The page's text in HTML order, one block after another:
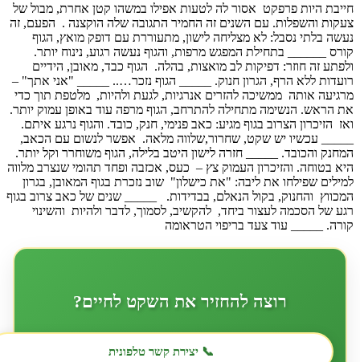
היות פרפקט אסור לה לטעות אפילו במשהו קטן אחרת, מבול של
והשפלות. עם השנים זה החמיר התגובה שלה הוקצנה . הפעם, זה
בלתי נסבל: לא מצליחה לישון, מתעוררת עם דופק מואץ, הגוף
______ בתחילת המפגש מרפות, והגוף נעשה רגוע, נינוח יותר.
זה חוזר: דפיקות לב מואצות, בהלה. הגוף כבד, מאובן, הידיים
ללא הרף, הגרון חנוק. _____ הגוף נזכר….. _____ "אני אתך" –
אותה ממשיכה להזרים אנרגיות, לגעת ולהיות, מלטפת תוך כדי
הראש. הנשימה מתחילה להתרחב, הגוף מרפה עוד באופן עמוק יותר.
הזיכרון הצרוב בגוף מגיע: כאב פנימי, חנק, כובד. והגוף נרגע איתם.
עכשיו יש שקט, שחרור,שלווה מלאה. אפשר לנשום עם הכאב,
והכובד. _____ חזרה לישון היטב בלילה, הגוף משוחרר וקל יותר.
בטוחה. והזיכרון העמוק צץ – כעס, אכזבה ופחד תהומי שנצרב מלווה
שפילחו את ליבה: "את כישלון" שוב נזכרת בגוף המאובן, בגרון
והחנוק, בקול הנאלם, בבדידות. _____ שנים של כאב צרוב בגוף
של הסכמה לעצור ביחד, להקשיב, לסמוך, לדבר ולהיות והשינוי
_____ עוד צעד בריפוי הטראומה
רוצה להחזיר את השקט לחיים?
📞 יצירת קשר טלפונית